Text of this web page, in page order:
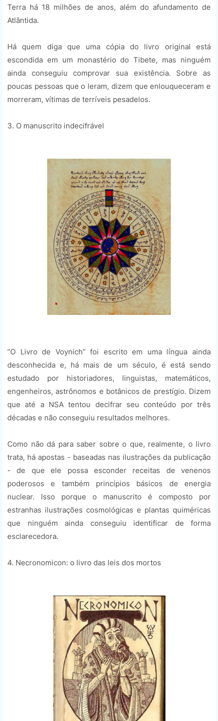
Terra há 18 milhões de anos, além do afundamento de
Atlântida.
Há quem diga que uma cópia do livro original está
escondida em um monastério do Tibete, mas ninguém
ainda conseguiu comprovar sua existência. Sobre as
poucas pessoas que o leram, dizem que enlouqueceram e
morreram, vítimas de terríveis pesadelos.
3. O manuscrito indecifrável
“O Livro de Voynich” foi escrito em uma língua ainda
desconhecida e, há mais de um século, é está sendo
estudado por historiadores, linguistas, matemáticos,
engenheiros, astrônomos e botânicos de prestígio. Dizem
que até a NSA tentou decifrar seu conteúdo por três
décadas e não conseguiu resultados melhores.
Como não dá para saber sobre o que, realmente, o livro
trata, há apostas - baseadas nas ilustrações da publicação
- de que ele possa esconder receitas de venenos
poderosos e também princípios básicos de energia
nuclear. Isso porque o manuscrito é composto por
estranhas ilustrações cosmológicas e plantas quiméricas
que ninguém ainda conseguiu identificar de forma
esclarecedora.
4. Necronomicon: o livro das leis dos mortos